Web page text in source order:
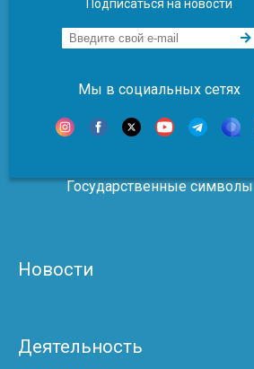
Подписаться на новости
Мы в социальных сетях
Государственные символы
Новости
Деятельность